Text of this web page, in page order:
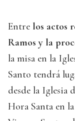
Entre los actos
Ramos y la
la misa en la
Santo tendrá
desde la Iglesia
Hora Santa en